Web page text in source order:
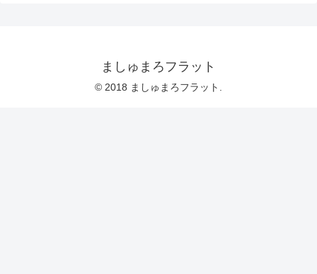
ましゅまろフラット
© 2018 ましゅまろフラット.